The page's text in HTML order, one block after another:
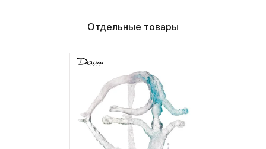
Отдельные товары